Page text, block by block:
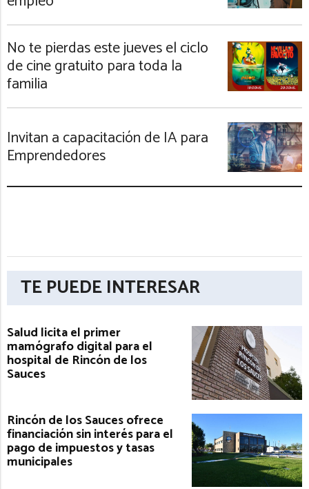
No te pierdas este jueves el ciclo
de cine gratuito para toda la
familia
Invitan a capacitación de IA para
Emprendedores
TE PUEDE INTERESAR
Salud licita el primer
mamógrafo digital para el
hospital de Rincón de los
Sauces
Rincón de los Sauces ofrece
financiación sin interés para el
pago de impuestos y tasas
municipales